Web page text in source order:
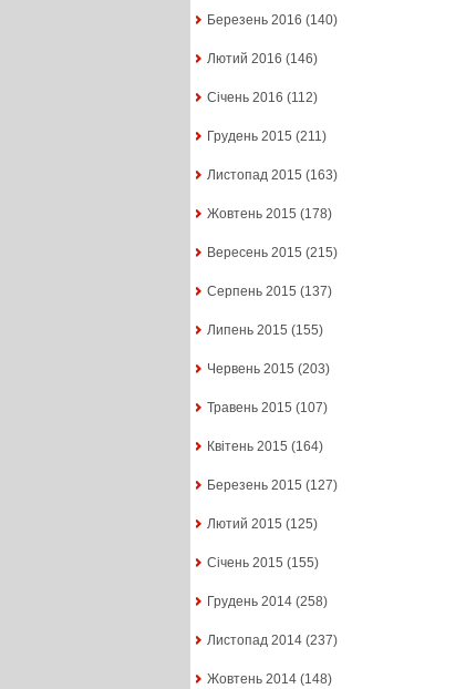
Березень 2016 (140)
Лютий 2016 (146)
Січень 2016 (112)
Грудень 2015 (211)
Листопад 2015 (163)
Жовтень 2015 (178)
Вересень 2015 (215)
Серпень 2015 (137)
Липень 2015 (155)
Червень 2015 (203)
Травень 2015 (107)
Квітень 2015 (164)
Березень 2015 (127)
Лютий 2015 (125)
Січень 2015 (155)
Грудень 2014(258)
Листопад 2014(237)
Жовтень 2014(148)